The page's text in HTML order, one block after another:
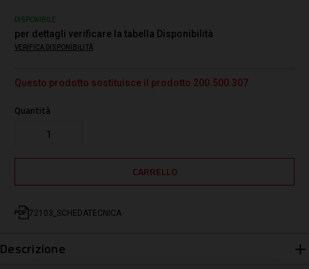
DISPONIBILE
per dettagli verificare la tabella Disponibilità
VERIFICA DISPONIBILITÀ
Questo prodotto sostituisce il prodotto 200.500.307
Quantità
72103_SCHEDATECNICA
Descrizione